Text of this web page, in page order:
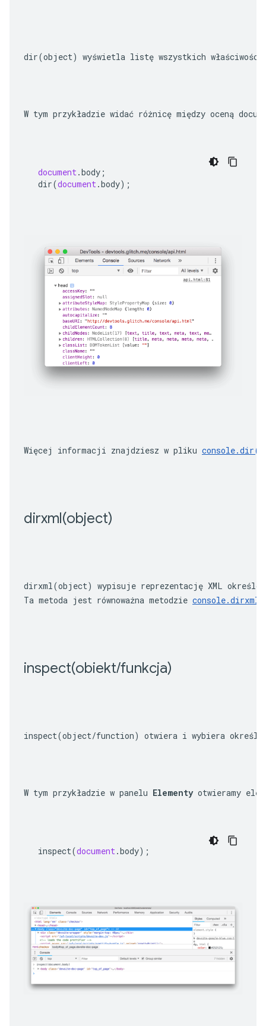
dir(object) wyświetla listę wszystkich
W tym przykładzie widać różnicę między oceną
document .body ;
dir(document .body);
Więcej informacji znajdziesz w pliku console.dir()
dirxml(object)
dirxml(object) wypisuje reprezentację XML
Ta metoda jest równoważna metodzie
inspect(obiekt/funkcja)
inspect(object/function) otwiera i wybiera
W tym przykładzie w panelu Elementy otwieramy
inspect(document .body);